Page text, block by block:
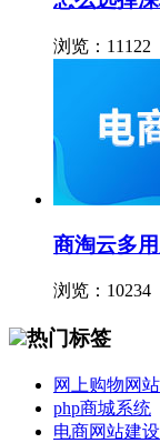
浏览：11122
商淘云多
浏览：10234
热门标签
网上购物网站
php商城系统
电商网站建设